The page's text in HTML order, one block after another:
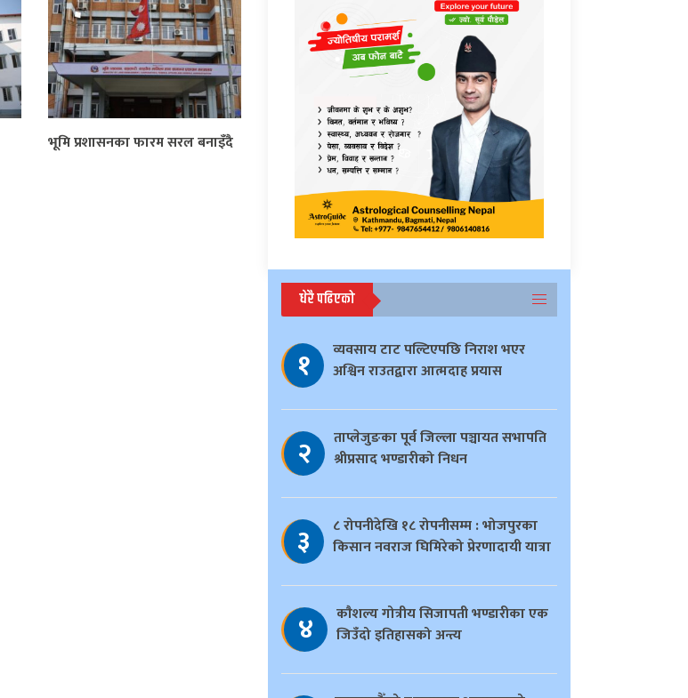
भूमि प्रशासनका फारम सरल बनाइँदै
धेरै पढिएको
१
व्यवसाय टाट पल्टिएपछि निराश भएर
अश्विन राउतद्वारा आत्मदाह प्रयास
२
ताप्लेजुङका पूर्व जिल्ला पञ्चायत सभापति
श्रीप्रसाद भण्डारीको निधन
३
८ रोपनीदेखि १८ रोपनीसम्म : भोजपुरका
किसान नवराज घिमिरेको प्रेरणादायी यात्रा
४
काैशल्य गोत्रीय सिजापती भण्डारीका एक
जिउँदो इतिहासको अन्त्य